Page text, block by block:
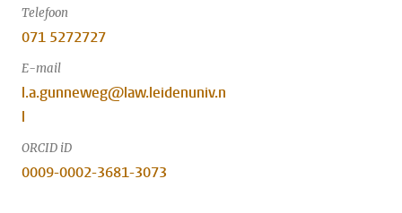
Telefoon
071 5272727
E-mail
l.a.gunneweg@law.leidenuniv.n
l
ORCID iD
0009-0002-3681-3073